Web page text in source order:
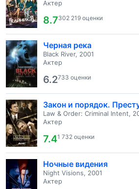
Актер
8.7302 219 оценки
Черная река
Black River, 2001
Актер
6.2733 оценки
Закон и порядок.
Law & Order: Criminal Intent,
Актер
7.41 732 оценки
Ночные видения
Night Visions, 2001
Актер